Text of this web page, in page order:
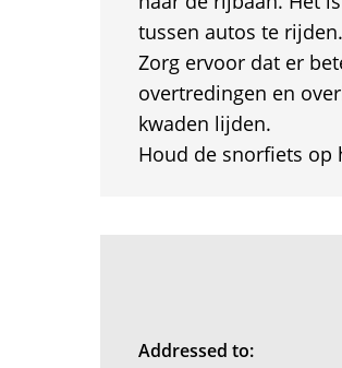
tussen autos te rijden.
Zorg ervoor dat er
overtredingen en
kwaden lijden.
Houd de snorfiets op
Addressed to: